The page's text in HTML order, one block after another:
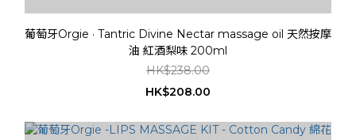
葡萄牙Orgie · Tantric Divine Nectar massage oil 天然按摩
油 紅酒梨味 200ml
HK$238.00
HK$208.00